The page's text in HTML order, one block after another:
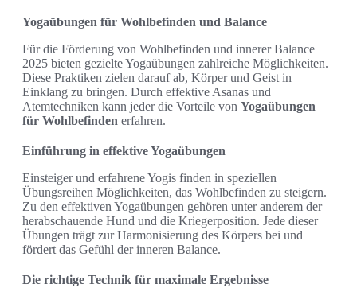
Yogaübungen für Wohlbefinden und Balance
Für die Förderung von Wohlbefinden und innerer Balance
2025 bieten gezielte Yogaübungen zahlreiche Möglichkeiten.
Diese Praktiken zielen darauf ab, Körper und Geist in
Einklang zu bringen. Durch effektive Asanas und
Atemtechniken kann jeder die Vorteile von Yogaübungen
für Wohlbefinden erfahren.
Einführung in effektive Yogaübungen
Einsteiger und erfahrene Yogis finden in speziellen
Übungsreihen Möglichkeiten, das Wohlbefinden zu steigern.
Zu den effektiven Yogaübungen gehören unter anderem der
herabschauende Hund und die Kriegerposition. Jede dieser
Übungen trägt zur Harmonisierung des Körpers bei und
fördert das Gefühl der inneren Balance.
Die richtige Technik für maximale Ergebnisse